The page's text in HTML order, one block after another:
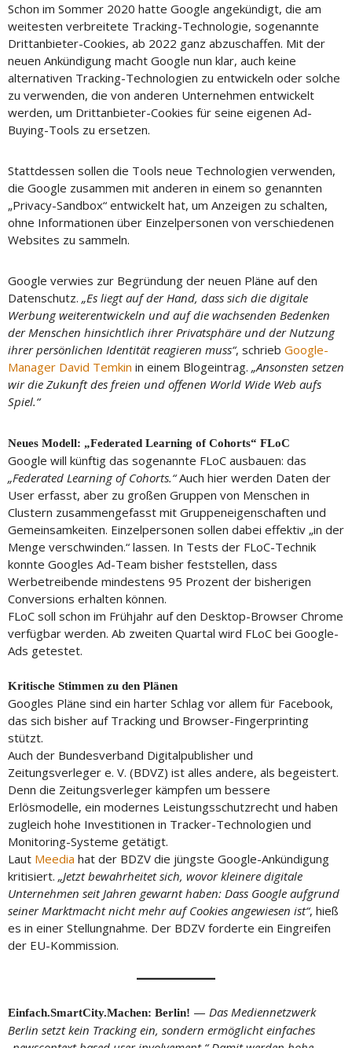
Schon im Sommer 2020 hatte Google angekündigt, die am
weitesten verbreitete Tracking-Technologie, sogenannte
Drittanbieter-Cookies, ab 2022 ganz abzuschaffen. Mit der
neuen Ankündigung macht Google nun klar, auch keine
alternativen Tracking-Technologien zu entwickeln oder solche
zu verwenden, die von anderen Unternehmen entwickelt
werden, um Drittanbieter-Cookies für seine eigenen Ad-
Buying-Tools zu ersetzen.
Stattdessen sollen die Tools neue Technologien verwenden,
die Google zusammen mit anderen in einem so genannten
„Privacy-Sandbox“ entwickelt hat, um Anzeigen zu schalten,
ohne Informationen über Einzelpersonen von verschiedenen
Websites zu sammeln.
Google verwies zur Begründung der neuen Pläne auf den
Datenschutz. „Es liegt auf der Hand, dass sich die digitale
Werbung weiterentwickeln und auf die wachsenden Bedenken
der Menschen hinsichtlich ihrer Privatsphäre und der Nutzung
ihrer persönlichen Identität reagieren muss“, schrieb Google-
Manager David Temkin in einem Blogeintrag. „Ansonsten setzen
wir die Zukunft des freien und offenen World Wide Web aufs
Spiel.“
Neues Modell: „Federated Learning of Cohorts“ FLoC
Google will künftig das sogenannte FLoC ausbauen: das
„Federated Learning of Cohorts.“Auch hier werden Daten der
User erfasst, aber zu großen Gruppen von Menschen in
Clustern zusammengefasst mit Gruppeneigenschaften und
Gemeinsamkeiten. Einzelpersonen sollen dabei effektiv „in der
Menge verschwinden.“ lassen. In Tests der FLoC-Technik
konnte Googles Ad-Team bisher feststellen, dass
Werbetreibende mindestens 95 Prozent der bisherigen
Conversions erhalten können.
FLoC soll schon im Frühjahr auf den Desktop-Browser Chrome
verfügbar werden. Ab zweiten Quartal wird FLoC bei Google-
Ads getestet.
Kritische Stimmen zu den Plänen
Googles Pläne sind ein harter Schlag vor allem für Facebook,
das sich bisher auf Tracking und Browser-Fingerprinting
stützt.
Auch der Bundesverband Digitalpublisher und
Zeitungsverleger e. V. (BDVZ) ist alles andere, als begeistert.
Denn die Zeitungsverleger kämpfen um bessere
Erlösmodelle, ein modernes Leistungsschutzrecht und haben
zugleich hohe Investitionen in Tracker-Technologien und
Monitoring-Systeme getätigt.
Laut Meedia hat der BDZV die jüngste Google-Ankündigung
kritisiert. „Jetzt bewahrheitet sich, wovor kleinere digitale
Unternehmen seit Jahren gewarnt haben: Dass Google aufgrund
seiner Marktmacht nicht mehr auf Cookies angewiesen ist“, hieß
es in einer Stellungnahme. Der BDZV forderte ein Eingreifen
der EU-Kommission.
Einfach.SmartCity.Machen: Berlin! — Das Mediennetzwerk
Berlin setzt kein Tracking ein, sondern ermöglicht einfaches